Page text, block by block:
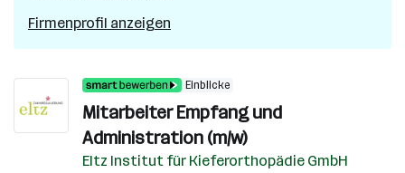
Firmenprofil anzeigen
Einblicke
Mitarbeiter Empfang und
Administration (m/w)
Eltz Institut für Kieferorthopädie GmbH